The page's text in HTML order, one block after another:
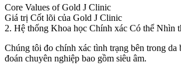
Core Values of Gold J Clinic
Giá trị Cốt lõi của Gold J Clinic
2. Hệ thống Khoa học Chính xác Có thể Nhìn
Chúng tôi đo chính xác tình trạng bên trong da
đoán chuyên nghiệp bao gồm siêu âm.